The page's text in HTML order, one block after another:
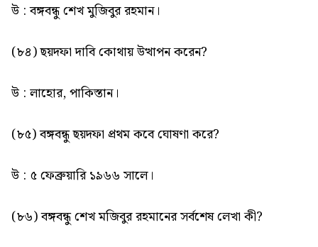
উ : বঙ্গবন্ধু শেখ মুজিবুর রহমান।
(৮৪) ছয়দফা দাবি কোথায় উত্থাপন করেন?
উ : লাহোর, পাকিস্তান।
(৮৫) বঙ্গবন্ধু ছয়দফা প্রথম কবে ঘোষণা করে?
উ : ৫ ফেব্রুয়ারি ১৯৬৬ সালে।
(৮৬) বঙ্গবন্ধু শেখ মজিবুর রহমানের সর্বশেষ লেখা কী?